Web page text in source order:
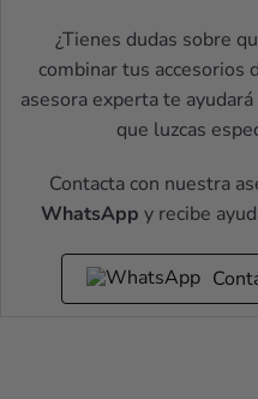
¿Tienes dudas sobre
combinar tus accesorios
asesora experta te
que luzcas
Contacta con nuestra
WhatsApp y recibe